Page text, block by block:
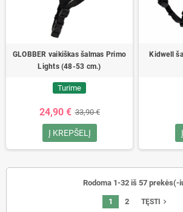
GLOBBER vaikiškas šalmas Primo
Lights (48-53 cm.)
Turime
24,90 € 33,90 €
Į KREPŠELĮ
Kidwell
Rodoma 1-32 iš 57 prekės(-
1 2 TĘSTI navigate_next